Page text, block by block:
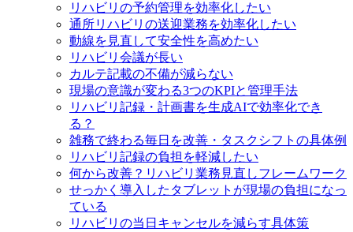
リハビリの予約管理を効率化したい
通所リハビリの送迎業務を効率化したい
動線を見直して安全性を高めたい
リハビリ会議が長い
カルテ記載の不備が減らない
現場の意識が変わる3つのKPIと管理手法
リハビリ記録・計画書を生成AIで効率化でき
る？
雑務で終わる毎日を改善・タスクシフトの具体例
リハビリ記録の負担を軽減したい
何から改善？リハビリ業務見直しフレームワーク
せっかく導入したタブレットが現場の負担になっ
ている
リハビリの当日キャンセルを減らす具体策